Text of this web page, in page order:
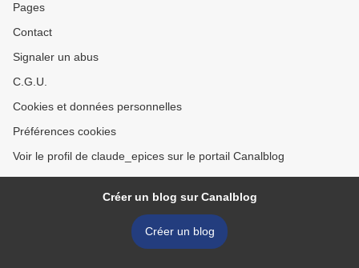
Pages
Contact
Signaler un abus
C.G.U.
Cookies et données personnelles
Préférences cookies
Voir le profil de claude_epices sur le portail Canalblog
Créer un blog sur Canalblog
Créer un blog